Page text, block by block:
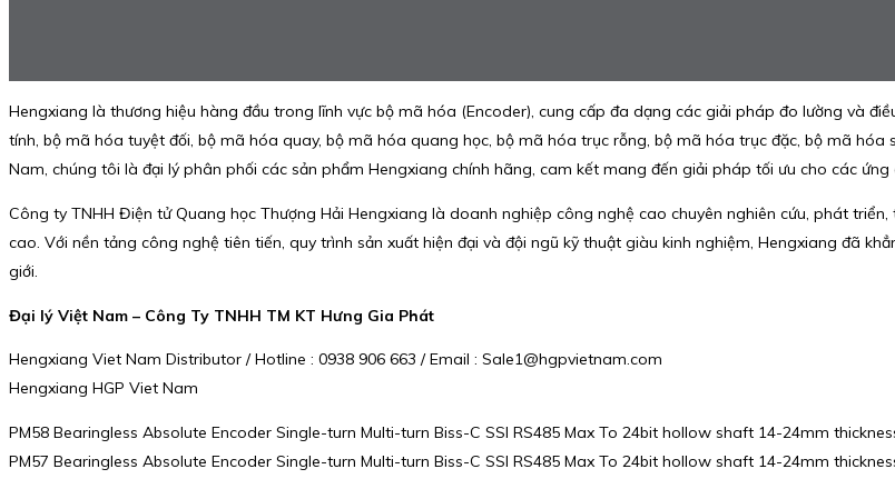
Hengxiang là thương hiệu hàng đầu trong lĩnh vực bộ mã hóa (Encoder), cung cấp đa dạng các giải pháp đo lường và
tính, bộ mã hóa tuyệt đối, bộ mã hóa quay, bộ mã hóa quang học, bộ mã hóa trục rỗng, bộ mã hóa trục đặc, bộ mã
Nam, chúng tôi là đại lý phân phối các sản phẩm Hengxiang chính hãng, cam kết mang đến giải pháp tối ưu cho các
Công ty TNHH Điện tử Quang học Thượng Hải Hengxiang là doanh nghiệp công nghệ cao chuyên nghiên cứu, phát
cao. Với nền tảng công nghệ tiên tiến, quy trình sản xuất hiện đại và đội ngũ kỹ thuật giàu kinh nghiệm, Hengxiang đã
giới.
Đại lý Việt Nam – Công Ty TNHH TM KT Hưng Gia Phát
Hengxiang Viet Nam Distributor / Hotline : 0938 906 663 / Email : Sale1@hgpvietnam.com
Hengxiang HGP Viet Nam
PM58 Bearingless Absolute Encoder Single-turn Multi-turn Biss-C SSI RS485 Max To 24bit hollow shaft 14-24mm
PM57 Bearingless Absolute Encoder Single-turn Multi-turn Biss-C SSI RS485 Max To 24bit hollow shaft 14-24mm